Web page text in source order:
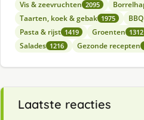
Vis & zeevruchten 2095
Taarten, koek & gebak 1975
Pasta & rijst 1419 Groenten 1312
Salades 1216 Gezonde recepten
Laatste reacties